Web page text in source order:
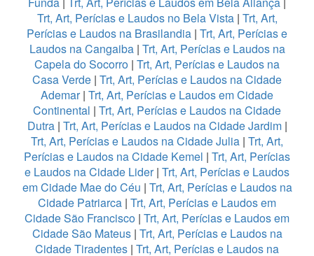
Trt, Art, Perícias e Laudos no Bela Vista| Trt, Art,
Perícias e Laudos na Brasilandia | Trt, Art, Perícias e
Laudos na Cangaiba| Trt, Art, Perícias e Laudos na
Capela do Socorro | Trt, Art, Perícias e Laudos na
Casa Verde | Trt, Art, Perícias e Laudos na Cidade
Ademar| Trt, Art, Perícias e Laudos em Cidade
Continental | Trt, Art, Perícias e Laudos na Cidade
Dutra | Trt, Art, Perícias e Laudos na Cidade Jardim|
Trt, Art, Perícias e Laudos na Cidade Julia | Trt, Art,
Perícias e Laudos na Cidade Kemel | Trt, Art, Perícias
e Laudos na Cidade Lider| Trt, Art, Perícias e Laudos
em Cidade Mae do Céu | Trt, Art, Perícias e Laudos na
Cidade Patriarca | Trt, Art, Perícias e Laudos em
Cidade São Francisco | Trt, Art, Perícias e Laudos em
Cidade São Mateus| Trt, Art, Perícias e Laudos na
Cidade Tiradentes | Trt, Art, Perícias e Laudos na